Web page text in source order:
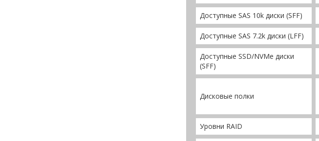
Доступные SAS 10k диски (SFF)
Доступные SAS 7.2k диски (LFF)
Доступные SSD/NVMe диски
(SFF)
Дисковые полки
Уровни RAID